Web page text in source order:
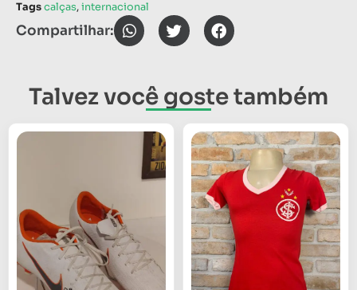
Tagscalças,internacional
Compartilhar:
Talvez você goste também